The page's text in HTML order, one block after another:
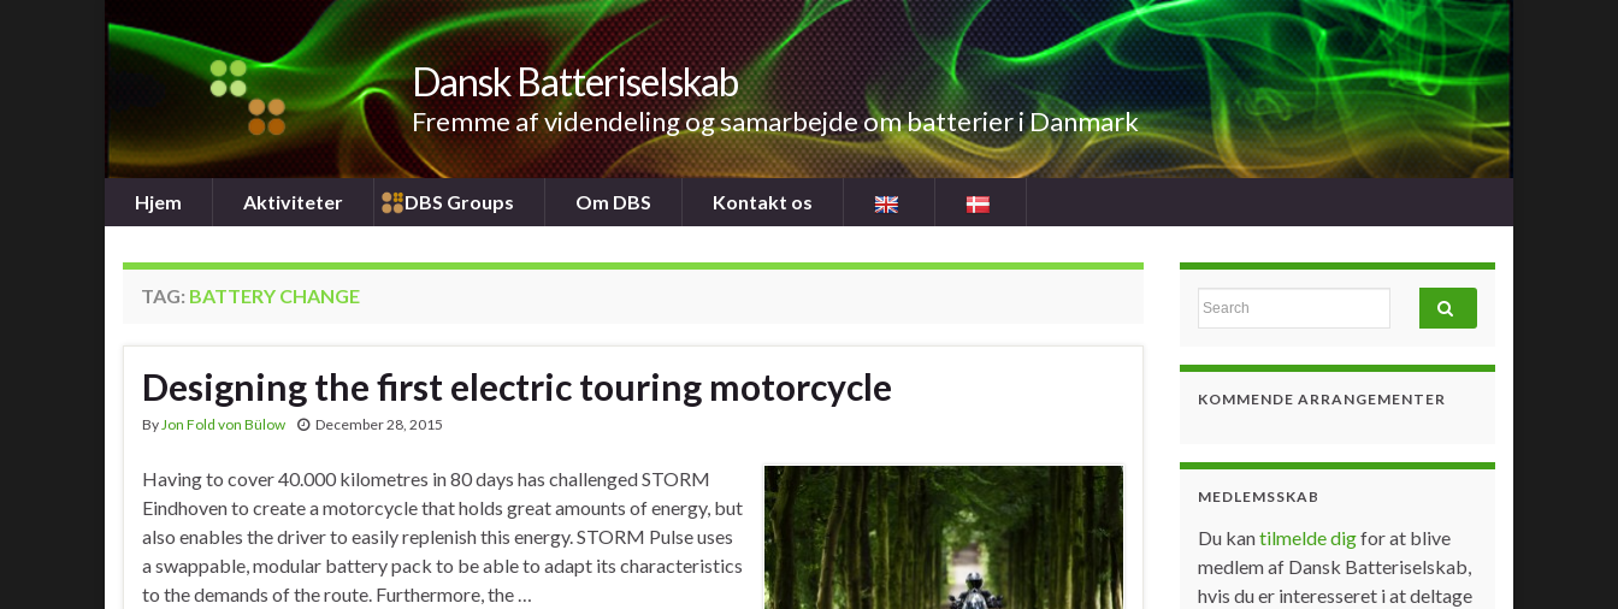
Dansk Batteriselskab
Fremme af videndeling og samarbejde om batterier i Danmark
Hjem Aktiviteter DBS Groups Om DBS Kontakt os
TAG: BATTERY CHANGE
Designing the first electric touring motorcycle
ByJon Fold von Bülow December 28, 2015
Having to cover 40.000 kilometres in 80 days has challenged STORM
Eindhoven to create a motorcycle that holds great amounts of energy, but
also enables the driver to easily replenish this energy. STORM Pulse uses
a swappable, modular battery pack to be able to adapt its characteristics
to the demands of the route. Furthermore, the …
Search for:
KOMMENDE ARRANGEMENTER
MEDLEMSSKAB
Du kantilmelde digfor at blive
medlem af Dansk Batteriselskab,
hvis du er interesseret i at deltage